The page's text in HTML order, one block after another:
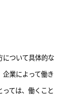
について具体的な
業によって働き
ては、働くこと